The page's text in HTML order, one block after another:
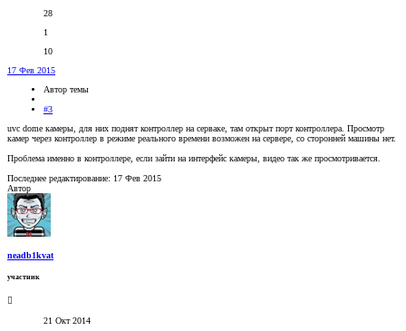
28
1
10
17 Фев 2015
Автор темы
#3
uvc dome камеры, для них поднят контроллер на серваке, там открыт порт контроллера. Просмотр
камер через контроллер в режиме реального времени возможен на сервере, со сторонней машины нет.
Проблема именно в контроллере, если зайти на интерфейс камеры, видео так же просмотривается.
Последнее редактирование: 17 Фев 2015
Автор
neadb1kvat
участник
21 Окт 2014